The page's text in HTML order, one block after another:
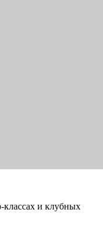
классах и клубных